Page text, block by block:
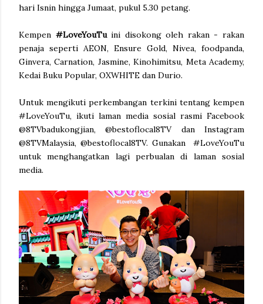
hari Isnin hingga Jumaat, pukul 5.30 petang.
Kempen #LoveYouTuini disokong oleh rakan - rakan
penaja seperti AEON, Ensure Gold, Nivea, foodpanda,
Ginvera, Carnation, Jasmine, Kinohimitsu, Meta Academy,
Kedai Buku Popular, OXWHITE dan Durio.
Untuk mengikuti perkembangan terkini tentang kempen
#LoveYouTu, ikuti laman media sosial rasmi Facebook
@8TVbadukongjian, @bestoflocal8TV dan Instagram
@8TVMalaysia, @bestoflocal8TV. Gunakan #LoveYouTu
untuk menghangatkan lagi perbualan di laman sosial
media.